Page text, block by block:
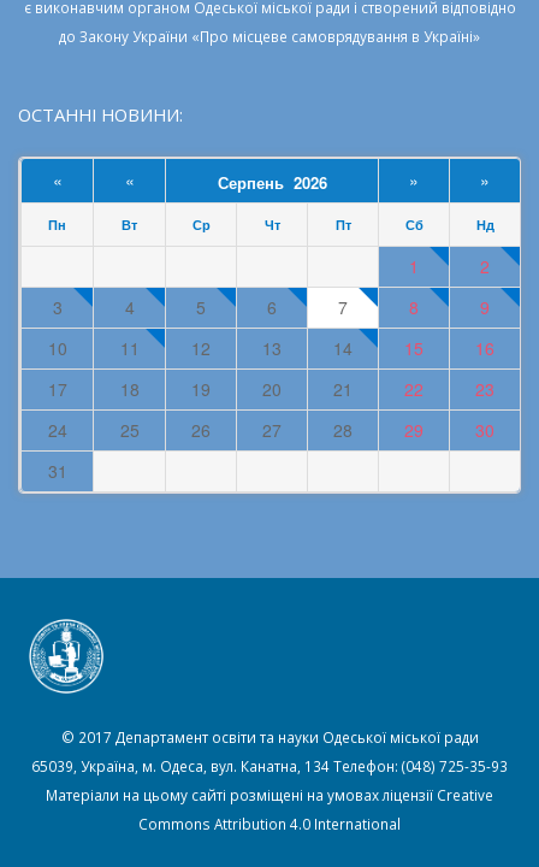
є виконавчим органом Одеської міської ради і створений відповідно
до Закону України «Про місцеве самоврядування в Україні»
ОСТАННІ НОВИНИ:
« « Серпень 2026 » »
Пн Вт Ср Чт Пт Сб Нд
1
2
3
4 5 6 7 8
9
10
11 12 13 14 15
16
17
18 19 20 21 22
23
24
25 26 27 28 29
30
31
© 2017 Департамент освіти та науки Одеської міської ради
65039, Україна, м. Одеса, вул. Канатна, 134 Телефон: (048) 725-35-93
Матеріали на цьому сайті розміщені на умовах ліцензії Creative
Commons Attribution 4.0 International